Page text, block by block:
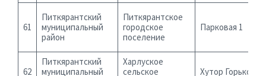
61
Питкярантский
муниципальный
район
Питкярантское
городское
поселение
Парковая 1
62
Питкярантский
муниципальный
Харлуское
сельское
Хутор Горького